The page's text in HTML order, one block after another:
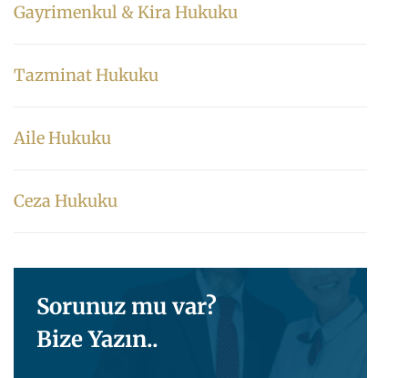
Gayrimenkul & Kira Hukuku
Tazminat Hukuku
Aile Hukuku
Ceza Hukuku
Sorunuz mu var?
Bize Yazın..